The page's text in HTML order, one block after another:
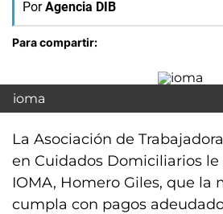
Por Agencia DIB
Para compartir:
ioma
La Asociación de
en Cuidados Domiciliarios
IOMA, Homero Giles, que la
cumpla con pagos